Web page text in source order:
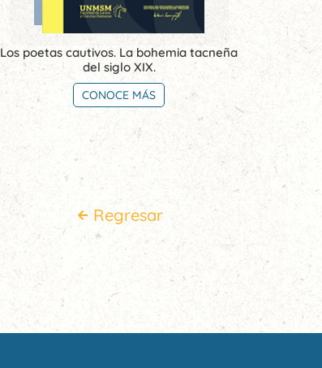
Los poetas cautivos. La bohemia tacneña
del siglo XIX.
CONOCE MÁS
Regresar